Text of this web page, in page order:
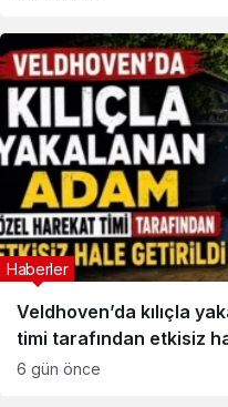
Veldhoven’da kılıçla
timi tarafından etkisiz
Haberler
6 gün önce